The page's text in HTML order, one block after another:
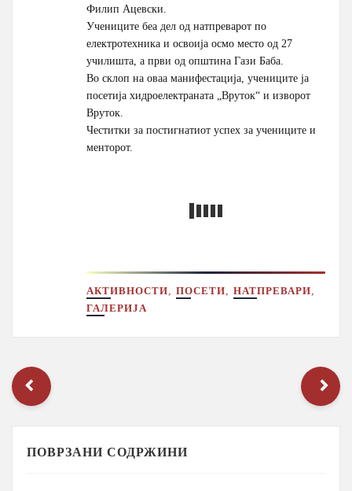
Филип Ацевски.
Учениците беа дел од натпреварот по
електротехника и освоија осмо место од 27
училишта, а први од општина Гази Баба.
Во склоп на оваа манифестација, учениците ја
посетија хидроелектраната „Вруток“ и изворот
Вруток.
Честитки за постигнатиот успех за учениците и
менторот.
АКТИВНОСТИ ,ПОСЕТИ ,НАТПРЕВАРИ
ГАЛЕРИЈА
ПОВРЗАНИ СОДРЖИНИ